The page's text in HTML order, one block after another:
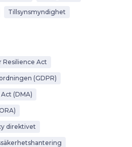
Tillsynsmyndighet
Resilience Act
(GDPR)
(DMA)
direktivet